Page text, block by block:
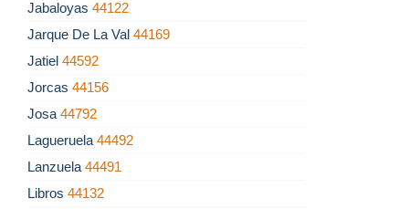
Jabaloyas 44122
Jarque De La Val 44169
Jatiel 44592
Jorcas 44156
Josa 44792
Lagueruela 44492
Lanzuela 44491
Libros 44132